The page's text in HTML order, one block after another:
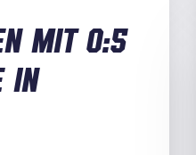
mit 0:5
in